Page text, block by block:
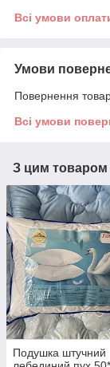
Всі умови
Умови
Повернення
Всі умови
З цим товаром
Подушка штучний